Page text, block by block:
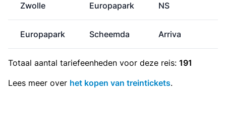
Zwolle Europapark NS
Europapark Scheemda Arriva
Totaal aantal tariefeenheden voor deze reis: 191
Lees meer over het kopen van treintickets.